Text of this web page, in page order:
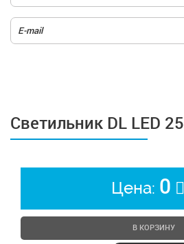
Светильник DL LED 25
Цена: 0
В КОРЗИНУ